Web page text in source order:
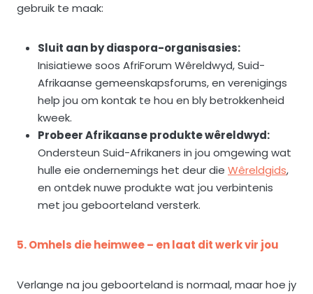
gebruik te maak:
Sluit aan by diaspora-organisasies:
Inisiatiewe soos AfriForum Wêreldwyd, Suid-
Afrikaanse gemeenskapsforums, en verenigings
help jou om kontak te hou en bly betrokkenheid
kweek.
Probeer Afrikaanse produkte wêreldwyd:
Ondersteun Suid-Afrikaners in jou omgewing wat
hulle eie ondernemings het deur die Wêreldgids,
en ontdek nuwe produkte wat jou verbintenis
met jou geboorteland versterk.
5. Omhels die heimwee – en laat dit werk vir jou
Verlange na jou geboorteland is normaal, maar hoe jy